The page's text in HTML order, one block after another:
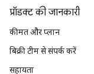
प्रॉडक्ट की जानकारी
कीमत और प्लान
बिक्री टीम से संपर्क करें
सहायता